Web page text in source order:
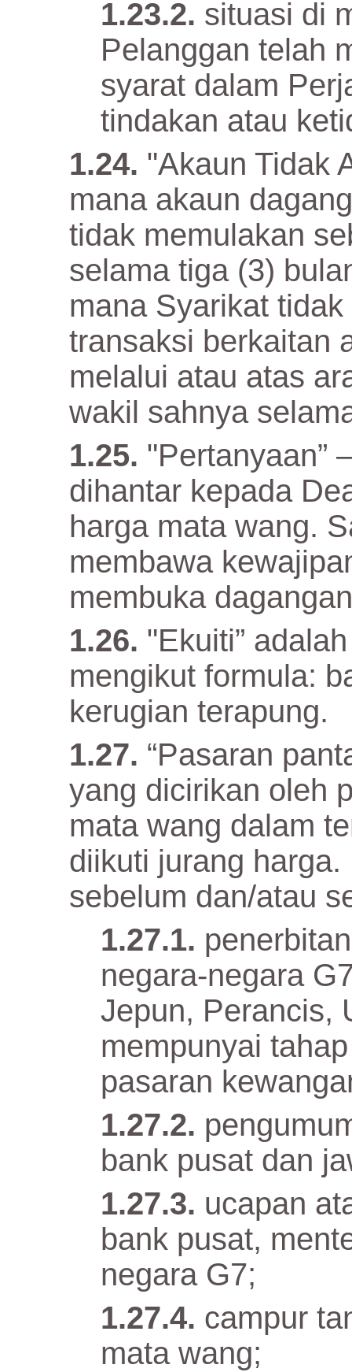
situasi di
Pelanggan telah
syarat dalam
tindakan atau
"Akaun Tidak
mana akaun
tidak memulakan
selama tiga (3)
mana Syarikat
transaksi berkaitan
melalui atau atas
wakil sahnya
"Pertanyaan”
dihantar kepada
harga mata wang.
membawa
membuka
"Ekuiti”
mengikut formula:
kerugian terapung.
“Pasaran
yang dicirikan oleh
mata wang dalam
diikuti jurang
sebelum dan/atau
negara-negara
Jepun, Perancis,
mempunyai
pasaran
bank pusat dan
ucapan
bank pusat,
negara G7;
campur
mata wang;